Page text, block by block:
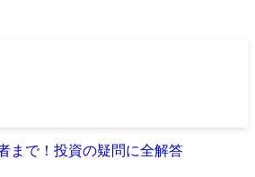
まで！投資の疑問に全解答